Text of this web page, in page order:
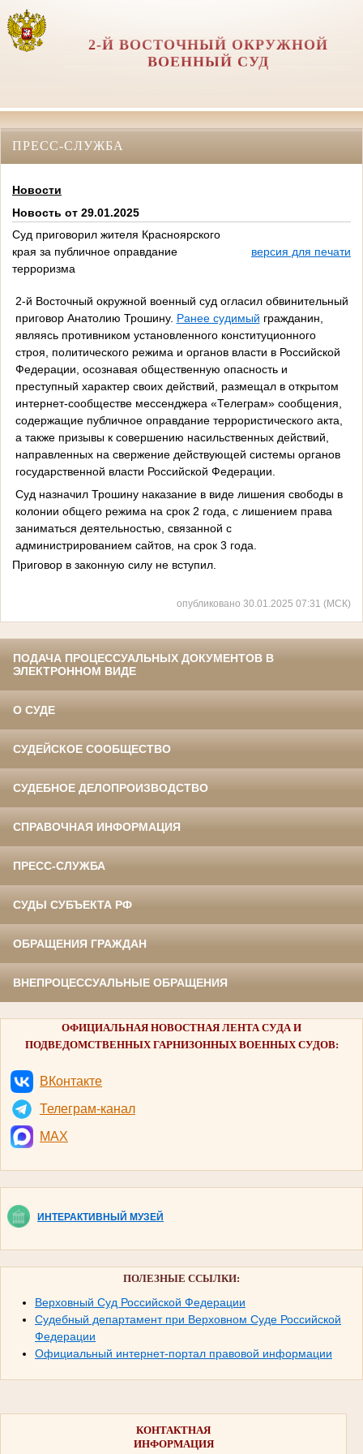
2-Й ВОСТОЧНЫЙ ОКРУЖНОЙ
ВОЕННЫЙ СУД
ПРЕСС-СЛУЖБА
Новости
Новость от 29.01.2025
Суд приговорил жителя Красноярского
края за публичное оправдание
терроризма
версия для печати
2-й Восточный окружной военный суд огласил обвинительный
приговор Анатолию Трошину. Ранее судимый гражданин,
являясь противником установленного конституционного
строя, политического режима и органов власти в Российской
Федерации, осознавая общественную опасность и
преступный характер своих действий, размещал в открытом
интернет-сообществе мессенджера «Телеграм» сообщения,
содержащие публичное оправдание террористического акта,
а также призывы к совершению насильственных действий,
направленных на свержение действующей системы органов
государственной власти Российской Федерации.
Суд назначил Трошину наказание в виде лишения свободы в
колонии общего режима на срок 2 года, с лишением права
заниматься деятельностью, связанной с
администрированием сайтов, на срок 3 года.
Приговор в законную силу не вступил.
опубликовано 30.01.2025 07:31 (МСК)
ПОДАЧА ПРОЦЕССУАЛЬНЫХ ДОКУМЕНТОВ В
ЭЛЕКТРОННОМ ВИДЕ
О СУДЕ
СУДЕЙСКОЕ СООБЩЕСТВО
СУДЕБНОЕ ДЕЛОПРОИЗВОДСТВО
СПРАВОЧНАЯ ИНФОРМАЦИЯ
ПРЕСС-СЛУЖБА
СУДЫ СУБЪЕКТА РФ
ОБРАЩЕНИЯ ГРАЖДАН
ВНЕПРОЦЕССУАЛЬНЫЕ ОБРАЩЕНИЯ
ОФИЦИАЛЬНАЯ НОВОСТНАЯ ЛЕНТА СУДА И
ПОДВЕДОМСТВЕННЫХ ГАРНИЗОННЫХ ВОЕННЫХ СУДОВ:
ВКонтакте
Телеграм-канал
MAX
ИНТЕРАКТИВНЫЙ МУЗЕЙ
ПОЛЕЗНЫЕ ССЫЛКИ:
Верховный Суд Российской Федерации
Судебный департамент при Верховном Суде Российской
Федерации
Официальный интернет-портал правовой информации
КОНТАКТНАЯ
ИНФОРМАЦИЯ